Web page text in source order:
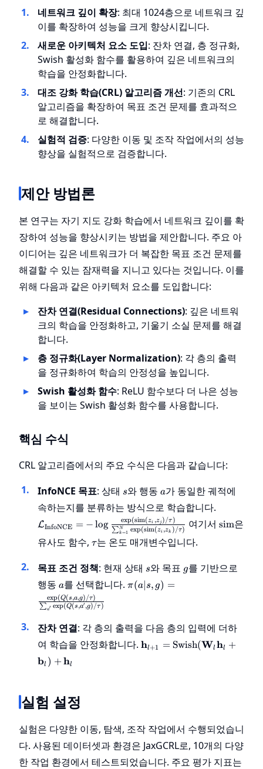
네트워크 깊이 확장: 최대 1024층으로 네트워크 깊
이를 확장하여 성능을 크게 향상시킵니다.
새로운 아키텍처 요소 도입: 잔차 연결, 층 정규화,
Swish 활성화 함수를 활용하여 깊은 네트워크의
학습을 안정화합니다.
대조 강화 학습(CRL) 알고리즘 개선: 기존의 CRL
알고리즘을 확장하여 목표 조건 문제를 효과적으
로 해결합니다.
실험적 검증: 다양한 이동 및 조작 작업에서의 성능
향상을 실험적으로 검증합니다.
제안 방법론
본 연구는 자기 지도 강화 학습에서 네트워크 깊이를 확
장하여 성능을 향상시키는 방법을 제안합니다. 주요 아
이디어는 깊은 네트워크가 더 복잡한 목표 조건 문제를
해결할 수 있는 잠재력을 지니고 있다는 것입니다. 이를
위해 다음과 같은 아키텍처 요소를 도입합니다:
잔차 연결(Residual Connections): 깊은 네트워
크의 학습을 안정화하고, 기울기 소실 문제를 해결
합니다.
층 정규화(Layer Normalization): 각 층의 출력
을 정규화하여 학습의 안정성을 높입니다.
Swish 활성화 함수: ReLU 함수보다 더 나은 성능
을 보이는 Swish 활성화 함수를 사용합니다.
핵심 수식
CRL 알고리즘에서의 주요 수식은 다음과 같습니다:
InfoNCE 목표: 상태 s
s와 행동 a
a가 동일한 궤적에
속하는지를 분류하는 방식으로 학습합니다.
(z_i, z_j)
\tau)}
LInfoNCE = − log ∑k=1
N exp(sim(zi ,zk )/τ)
exp(sim(zi ,zj)/τ) 여기서sim은
유사도 함수, \tau
τ는 온도 매개변수입니다.
목표 조건 정책: 현재 상태 s
s와 목표 g
g를 기반으로
행동 a
a를 선택합니다. \pi(a | s, g) =
\frac{\exp(Q(s,
\exp(Q(s, a', g)
/ \tau)}
π(a∣ s, g) =
∑a′ exp(Q(s,a′ ,g) /τ)
exp(Q(s,a,g)/τ)
잔차 연결: 각 층의 출력을 다음 층의 입력에 더하
여 학습을 안정화합니다. \mathbf{h}_{l+1}
= \text{Swish}
hl+1 = Swish(Wl hl
+
bl ) +hl
실험 설정
실험은 다양한 이동, 탐색, 조작 작업에서 수행되었습니
다. 사용된 데이터셋과 환경은 JaxGCRL로, 10개의 다양
한 작업 환경에서 테스트되었습니다. 주요 평가 지표는